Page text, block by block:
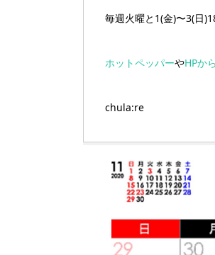
毎週火曜と1(金)〜3(日
ホットペッパーやHPか
chula:re